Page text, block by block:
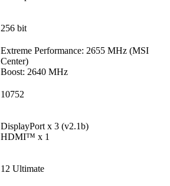
256 bit
Extreme Performance: 2655 MHz (MSI
Center)
Boost: 2640 MHz
10752
DisplayPort x 3 (v2.1b)
HDMI™ x 1
12 Ultimate